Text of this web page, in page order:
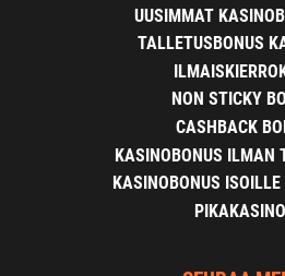
UUSIMMAT
TALLETUSBONUS
NON STICKY
CASHBACK
KASINOBONUS ILMAN
KASINOBONUS